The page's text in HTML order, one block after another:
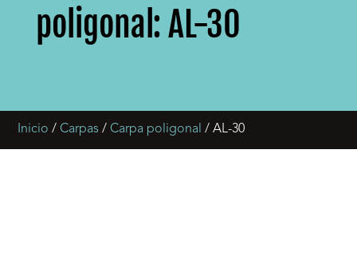
poligonal: AL-30
Inicio / Carpas / Carpa poligonal / AL-30